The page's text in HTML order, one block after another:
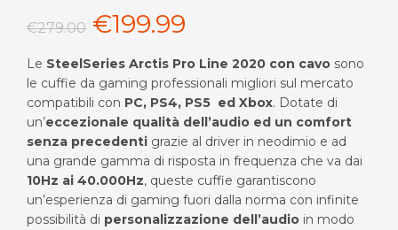
€279.00 Il
prezzo
originale
era:
€279.00.
€199.99
prezzo
attuale
è:
€199.99.
Le SteelSeries Arctis Pro Line 2020 con cavo sono
le cuffie da gaming professionali migliori sul mercato
compatibili con PC, PS4, PS5 ed Xbox. Dotate di
un’eccezionale qualità dell’audio ed un comfort
senza precedenti grazie al driver in neodimio e ad
una grande gamma di risposta in frequenza che va dai
10Hz ai 40.000Hz, queste cuffie garantiscono
un’esperienza di gaming fuori dalla norma con infinite
possibilità di personalizzazione dell’audio in modo